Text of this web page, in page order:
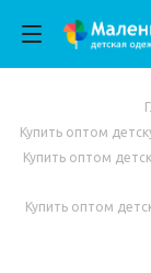
Купить оптом
Купить оптом
Купить оптом